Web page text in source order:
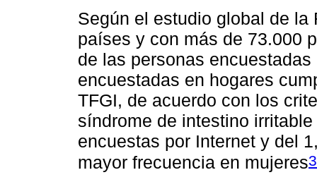
Según el estudio global de
países y con más de 73.000
de las personas
encuestadas en hogares
TFGI, de acuerdo con los
síndrome de intestino
encuestas por Internet y del
mayor frecuencia en mujeres3